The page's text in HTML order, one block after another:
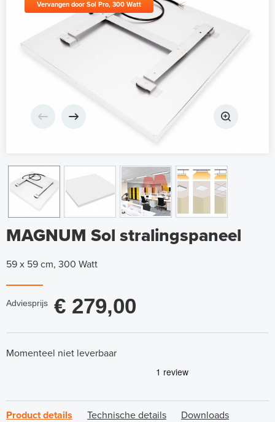
Vervangen door Sol Pro, 300 Watt
MAGNUM Sol stralingspaneel
59 x 59 cm, 300 Watt
Adviesprijs € 279,00
Momenteel niet leverbaar
Product details Technische details
Downloads